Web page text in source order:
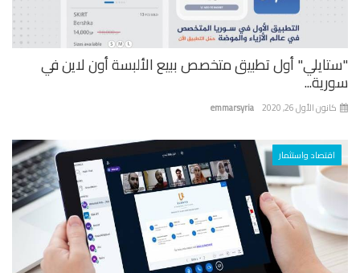
أول تطبيق متخصص ببيع الألبسة أون لاين في
emmarsyria الأول 26, 2020
اقتصاد واستثمار